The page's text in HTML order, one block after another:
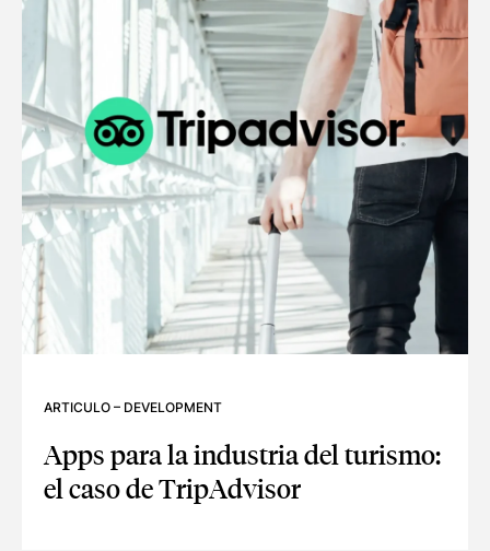
ARTICULO – DEVELOPMENT
Apps para la industria del turismo:
el caso de TripAdvisor